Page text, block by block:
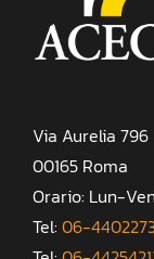
Via Aurelia 796
00165 Roma
Orario: Lun-
Tel: 06-